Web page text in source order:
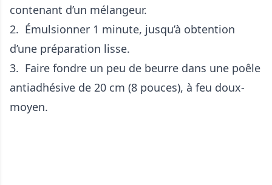
contenant d’un mélangeur.
2. Émulsionner 1 minute, jusqu’à obtention
d’une préparation lisse.
3. Faire fondre un peu de beurre dans une poêle
antiadhésive de 20 cm (8 pouces), à feu doux-
moyen.